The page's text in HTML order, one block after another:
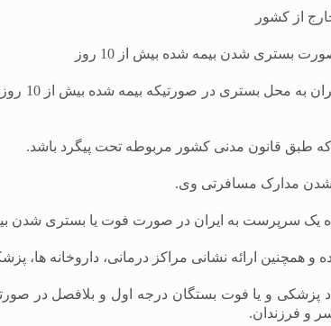
از کشور
بستری شدن بیمه شده بیش از 10 روز
پرداخت
طبق قانون مدنی کشور مربوطه تحت پیگرد باشد.
شدن مدارک مسافرتی وی.
ارائه نشانی مراکز درمانی، داروخانه ها،
و یا فوت بستگان درجه اول و بلافصل در
و فرزندان.